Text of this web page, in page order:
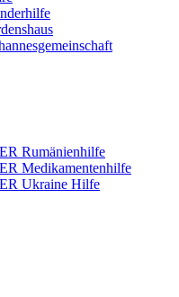
Rumänienhilfe
Medikamentenhilfe
Ukraine Hilfe